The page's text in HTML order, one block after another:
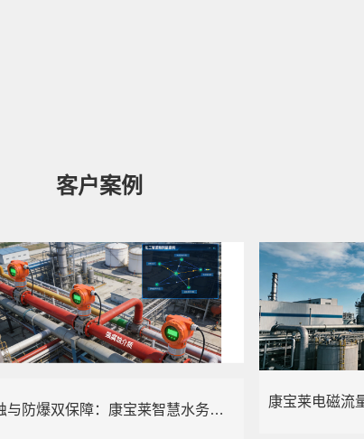
客户案例
耐腐蚀与防爆双保障：康宝莱智慧水务赋能化工行业精准计量